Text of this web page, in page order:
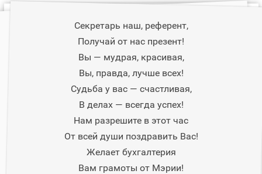
Секретарь наш, референт,
Получай от нас презент!
Вы — мудрая, красивая,
Вы, правда, лучше всех!
Судьба у вас — счастливая,
В делах — всегда успех!
Нам разрешите в этот час
От всей души поздравить Вас!
Желает бухгалтерия
Вам грамоты от Мэрии!